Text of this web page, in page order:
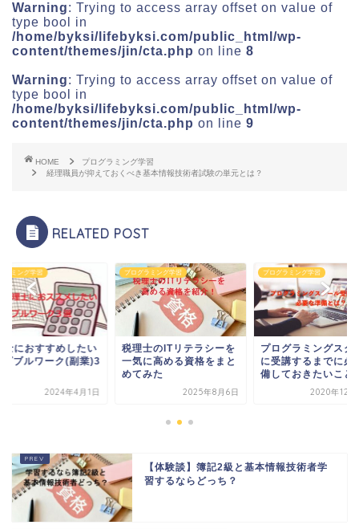
Warning: Trying to access array offset on value of
type bool in
/home/byksi/lifebyksi.com/public_html/wp-
content/themes/jin/cta.php on line 8
Warning: Trying to access array offset on value of
type bool in
/home/byksi/lifebyksi.com/public_html/wp-
content/themes/jin/cta.php on line 9
HOME
プログラミング学習
経理職員が抑えておくべき基本情報技術者試験の単元とは？
RELATED POST
ラミング学習
士におすすめしたい
ダブルワーク(副業)3
2024年4月1日
プログラミング学習
税理士のITリテラシーを
一気に高める資格をまと
めてみた
2025年8月6日
プログラミング学習
プログラミングスク
に受講するまでに必
備しておきたいこと
2020年12
【体験談】簿記2級と基本情報技術者学
習するならどっち？